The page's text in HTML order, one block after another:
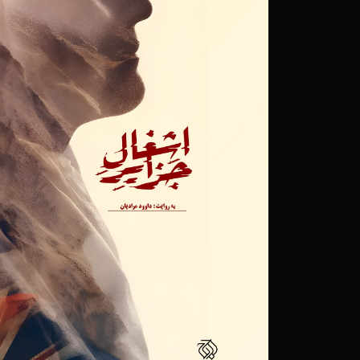
درآمدزایی اولویت ما
آنلاین آثارش رفت؟
قاتل و مقتول شدن
محمدحسین حیدری،
از جنایات «مهین» تا
مستند را جدی بگیریم
«مهین»، معمای مادری